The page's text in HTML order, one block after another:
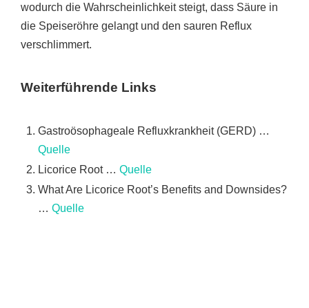
wodurch die Wahrscheinlichkeit steigt, dass Säure in
die Speiseröhre gelangt und den sauren Reflux
verschlimmert.
Weiterführende Links
Gastroösophageale Refluxkrankheit (GERD) …
Quelle
Licorice Root … Quelle
What Are Licorice Root’s Benefits and Downsides?
… Quelle